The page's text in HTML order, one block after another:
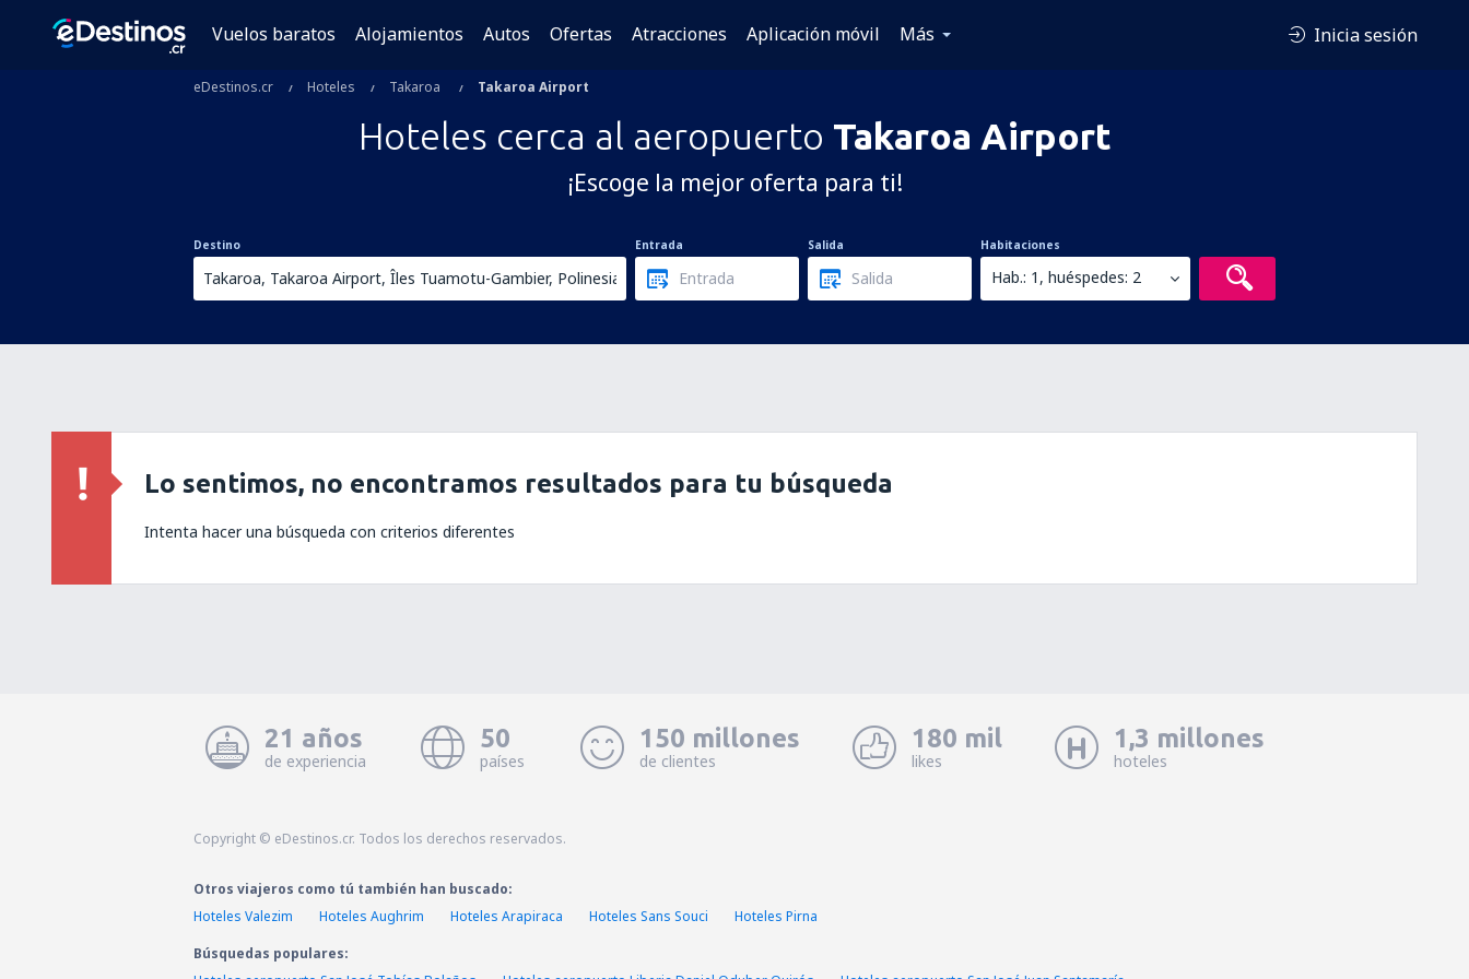
Vuelos baratos Alojamientos Autos Ofertas Atracciones Aplicación móvil Más Inicia sesión
eDestinos.cr Hoteles Takaroa Takaroa Airport
Hoteles cerca al aeropuerto Takaroa Airport
¡Escoge la mejor oferta para ti!
Destino Entrada Salida Habitaciones
Hab.: 1, huéspedes: 2
Lo sentimos, no encontramos resultados para tu búsqueda
Intenta hacer una búsqueda con criterios diferentes
21 años
de experiencia
50
países
150 millones
de clientes
180 mil
likes
1,3 millones
hoteles
Copyright © eDestinos.cr. Todos los derechos reservados.
Otros viajeros como tú también han buscado:
Hoteles Valezim
Hoteles Aughrim Hoteles Arapiraca Hoteles Sans Souci
Hoteles Pirna
Búsquedas populares: